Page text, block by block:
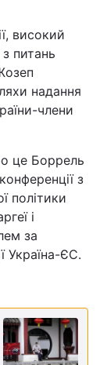
високий
питань
надання
члени
це Боррель
з
політики
і
за
Україна-ЄС.